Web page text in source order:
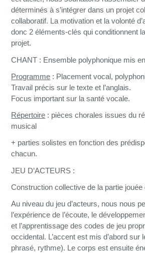
déterminés à s’intégrer dans un projet
collaboratif. La motivation et la volonté
donc 2 éléments-clés qui conditionnent
projet.
CHANT : Ensemble polyphonique mis
Programme : Placement vocal,
Travail précis sur le texte et l’anglais.
Focus important sur la santé vocale.
Répertoire : pièces chorales issues du
musical
+ parties solistes en fonction des
chacun.
JEU D’ACTEURS :
Construction collective de la partie jouée
Au niveau du jeu d’acteurs, nous nous
l’expérience de l’écoute, le
et l’apprentissage des codes de jeu
occidental. L’accent est mis d’abord sur
phrasé, rythme). Le corps est ensuite